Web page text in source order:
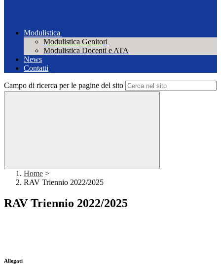
Modulistica
Modulistica Genitori
Modulistica Docenti e ATA
News
Contatti
Campo di ricerca per le pagine del sito
Home >
RAV Triennio 2022/2025
RAV Triennio 2022/2025
Allegati